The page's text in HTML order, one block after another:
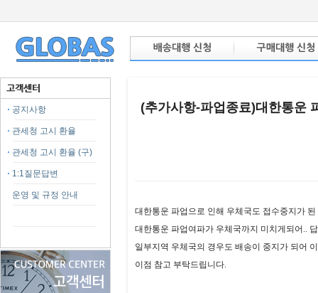
공지사항
관세청 고시 환율
관세청 고시 환율 (구)
1:1질문답변
운영 및 규정 안내
(추가사항-파업종료)대한통운
대한통운 파업으로 인해 우체국도 접수중지가
대한통운 파업여파가 우체국까지 미치게되어..
일부지역 우체국의 경우도 배송이 중지가 되어
이점 참고 부탁드립니다.